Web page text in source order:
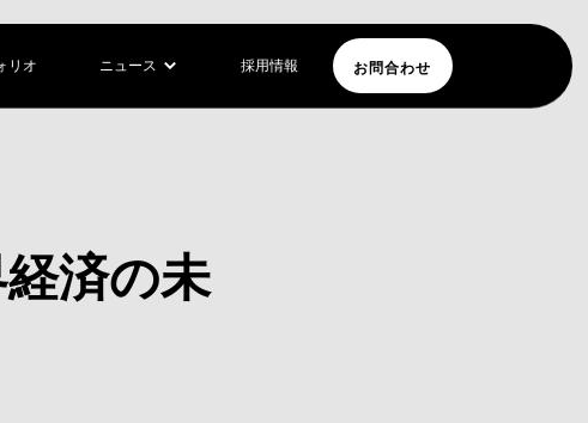
リオ ニュース 採用情報 お問合わせ
経済の未